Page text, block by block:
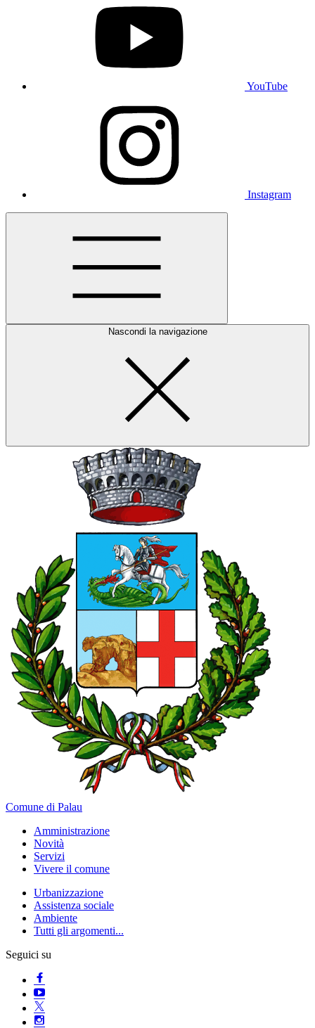
YouTube
Instagram
Nascondi la navigazione
Comune di Palau
Amministrazione
Novità
Servizi
Vivere il comune
Urbanizzazione
Assistenza sociale
Ambiente
Tutti gli argomenti...
Seguici su